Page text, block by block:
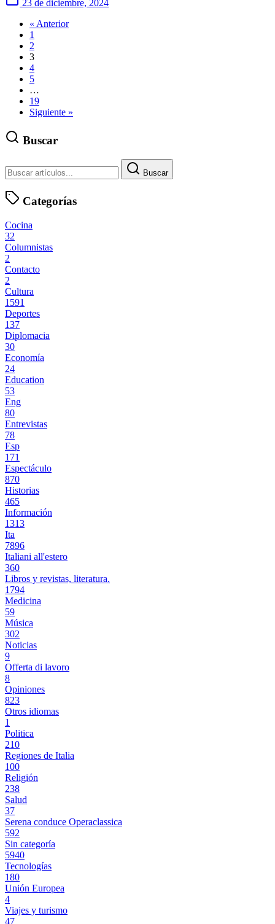
23 de diciembre, 2024
« Anterior
1
2
3
4
5
…
19
Siguiente »
Buscar
Buscar
Categorías
Cocina
32
Columnistas
2
Contacto
2
Cultura
1591
Deportes
137
Diplomacia
30
Economía
24
Education
53
Eng
80
Entrevistas
78
Esp
171
Espectáculo
870
Historias
465
Información
1313
Ita
7896
Italiani all'estero
360
Libros y revistas, literatura.
1794
Medicina
59
Música
302
Noticias
9
Offerta di lavoro
8
Opiniones
823
Otros idiomas
1
Politica
210
Regiones de Italia
100
Religión
238
Salud
37
Serena conduce Operaclassica
592
Sin categoría
5940
Tecnologías
180
Unión Europea
4
Viajes y turismo
47